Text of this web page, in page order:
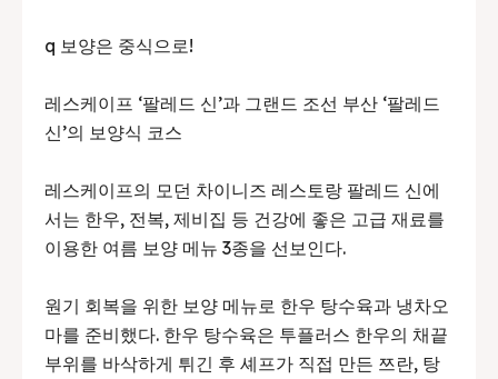
q 보양은 중식으로!
레스케이프 ‘팔레드 신’과 그랜드 조선 부산 ‘팔레드
신’의 보양식 코스
레스케이프의 모던 차이니즈 레스토랑 팔레드 신에
서는 한우, 전복, 제비집 등 건강에 좋은 고급 재료를
이용한 여름 보양 메뉴 3종을 선보인다.
원기 회복을 위한 보양 메뉴로 한우 탕수육과 냉차오
마를 준비했다. 한우 탕수육은 투플러스 한우의 채끝
부위를 바삭하게 튀긴 후 셰프가 직접 만든 쯔란, 탕